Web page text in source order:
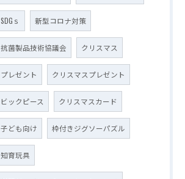
SDGｓ 新型コロナ対策
抗菌製品技術協議会 クリスマス
プレゼント クリスマスプレゼント
ビックピース クリスマスカード
子ども向け 枠付きジグソーパズル
知育玩具